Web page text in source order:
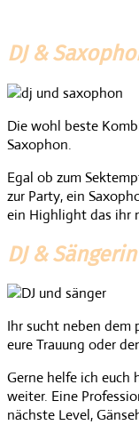
DJ &
Die wohl beste
Saxophon.
Egal ob zum
zur Party, ein
ein Highlight das ihr
DJ & Sängerin
Ihr sucht neben dem
eure Trauung oder
Gerne helfe ich euch
weiter. Eine
nächste Level,